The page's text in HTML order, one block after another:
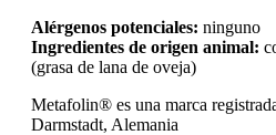
Alérgenos potenciales: ninguno
Ingredientes de origen animal:
(grasa de lana de oveja)
Metafolin® es una marca
Darmstadt, Alemania